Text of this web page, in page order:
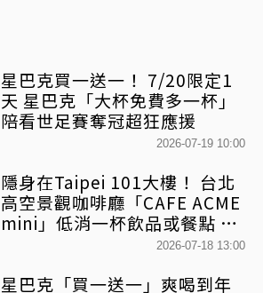
星巴克買一送一！ 7/20限定1
天 星巴克「大杯免費多一杯」
陪看世足賽奪冠超狂應援
2026-07-19 10:00
隱身在Taipei 101大樓！ 台北
高空景觀咖啡廳「CAFE ACME
mini」低消一杯飲品或餐點 就
能俯瞰台北信義區美景2026-07-18 13:00
星巴克「買一送一」爽喝到年